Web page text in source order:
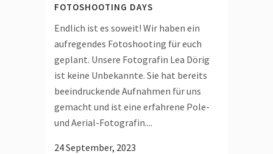
FOTOSHOOTING DAYS
Endlich ist es soweit! Wir haben ein
aufregendes Fotoshooting für euch
geplant. Unsere Fotografin Lea Dörig
ist keine Unbekannte. Sie hat bereits
beeindruckende Aufnahmen für uns
gemacht und ist eine erfahrene Pole-
und Aerial-Fotografin....
24 September, 2023